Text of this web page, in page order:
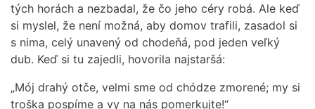
tých horách a nezbadal, že čo jeho céry robá. Ale keď
si myslel, že není možná, aby domov trafili, zasadol si
s nima, celý unavený od chodeňá, pod jeden veľký
dub. Keď si tu zajedli, hovorila najstaršá:
„Mój drahý otče, velmi sme od chódze zmorené; my si
troška pospíme a vy na nás pomerkujte!“